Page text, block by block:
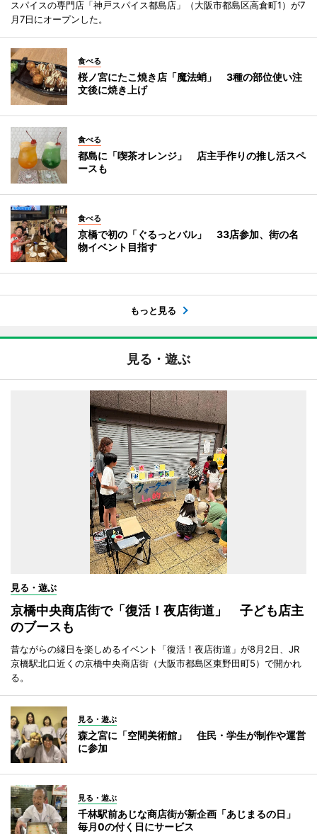
スパイスの専門店「神戸スパイス都島店」（大阪市都島区高倉町1）が7
月7日にオープンした。
食べる
桜ノ宮にたこ焼き店「魔法蛸」 3種の部位使い注
文後に焼き上げ
食べる
都島に「喫茶オレンジ」 店主手作りの推し活スペ
ースも
食べる
京橋で初の「ぐるっとバル」 33店参加、街の名
物イベント目指す
もっと見る
見る・遊ぶ
見る・遊ぶ
京橋中央商店街で「復活！夜店街道」 子ども店主
のブースも
昔ながらの縁日を楽しめるイベント「復活！夜店街道」が8月2日、JR
京橋駅北口近くの京橋中央商店街（大阪市都島区東野田町5）で開かれ
る。
見る・遊ぶ
森之宮に「空間美術館」 住民・学生が制作や運営
に参加
見る・遊ぶ
千林駅前あじな商店街が新企画「あじまるの日」
毎月0の付く日にサービス